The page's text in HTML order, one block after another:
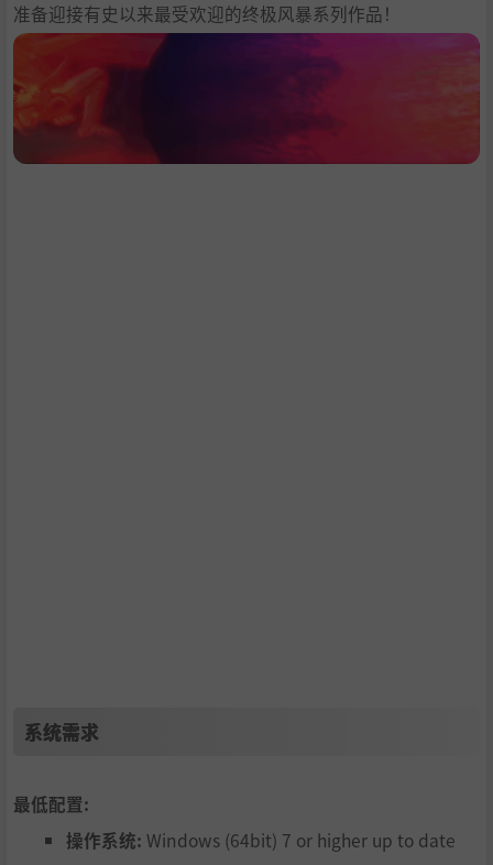
准备迎接有史以来最受欢迎的终极风暴系列作品！
系统需求
最低配置:
操作系统: Windows (64bit) 7 or higher up to date